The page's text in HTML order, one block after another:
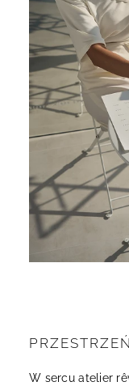
W sercu atelier